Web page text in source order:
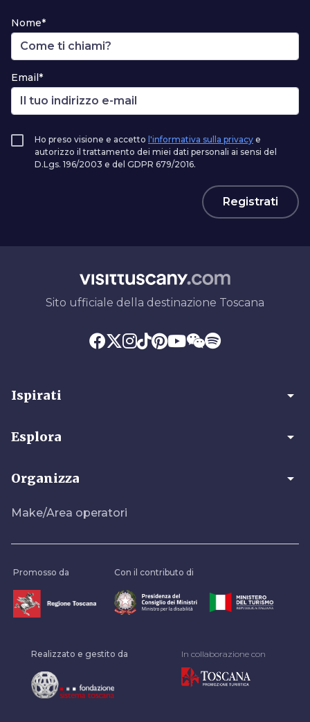
Nome*
Email*
Ho preso visione e accetto l'informativa sulla privacy e
autorizzo il trattamento dei miei dati personali ai sensi del
D.Lgs. 196/2003 e del GDPR 679/2016.
Registrati
Sito ufficiale della destinazione Toscana
Ispirati arrow_drop_down
Esplora arrow_drop_down
Organizza arrow_drop_down
Make/Area operatori
Promosso da Con il contributo di
Realizzato e gestito da In collaborazione con